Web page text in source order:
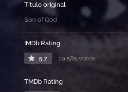
Título original
Son of God
IMDb Rating
5.7 19,585 votos
TMDb Rating